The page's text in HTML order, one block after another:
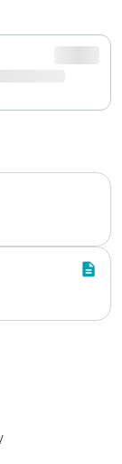
description